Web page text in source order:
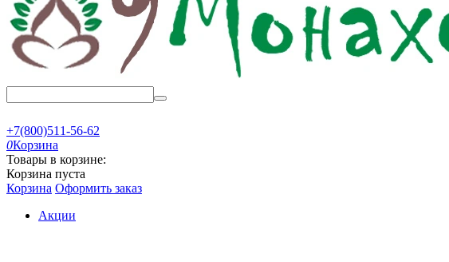
+7(800)511-56-62
0Корзина
Товары в корзине:
Корзина пуста
Корзина Оформить заказ
Акции